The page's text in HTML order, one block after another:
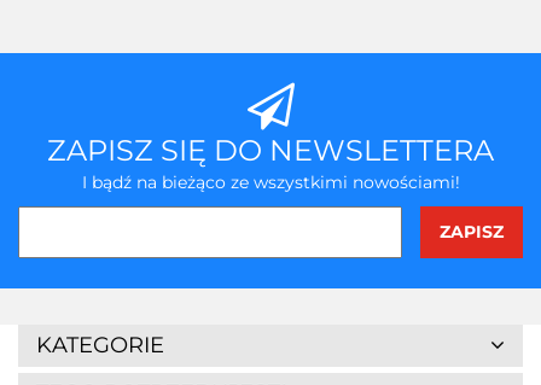
ZAPISZ SIĘ DO NEWSLETTERA
I bądź na bieżąco ze wszystkimi nowościami!
KATEGORIE